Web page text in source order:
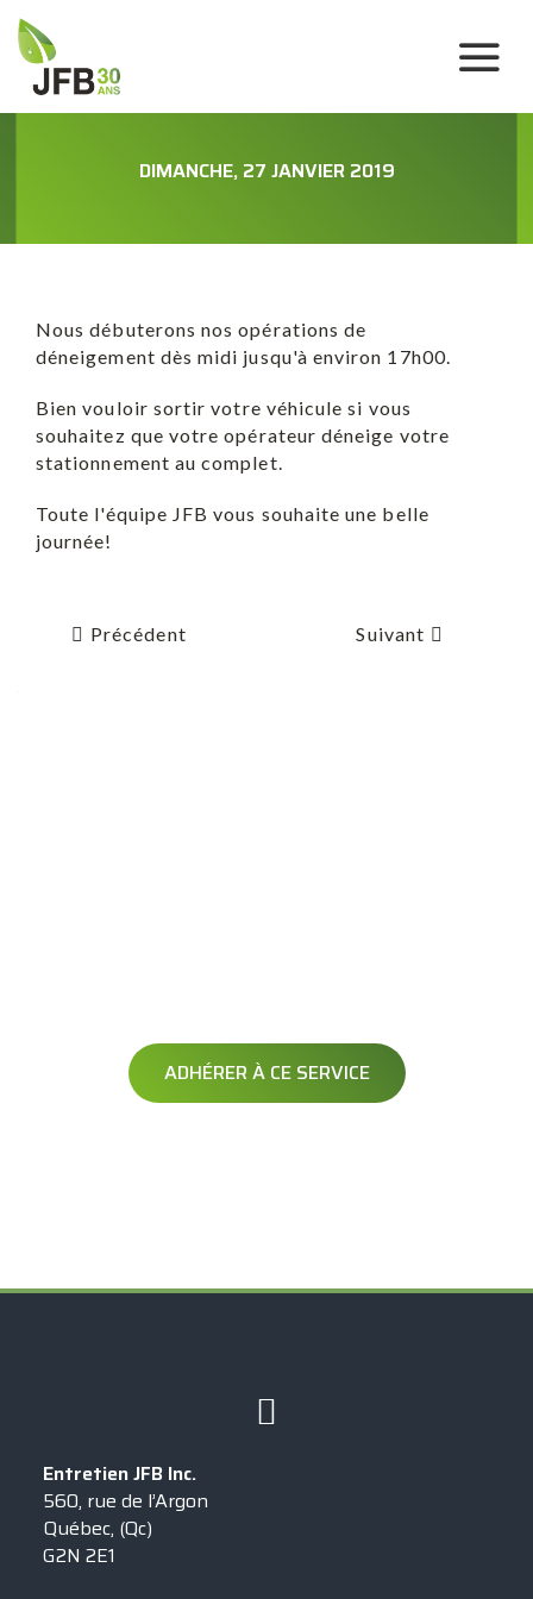
DIMANCHE, 27 JANVIER 2019
Nous débuterons nos opérations de
déneigement dès midi jusqu'à environ 17h00.
Bien vouloir sortir votre véhicule si vous
souhaitez que votre opérateur déneige votre
stationnement au complet.
Toute l'équipe JFB vous souhaite une belle
journée!
Précédent Suivant
ADHÉRER À CE SERVICE
Entretien JFB Inc.
560, rue de l’Argon
Québec, (Qc)
G2N 2E1